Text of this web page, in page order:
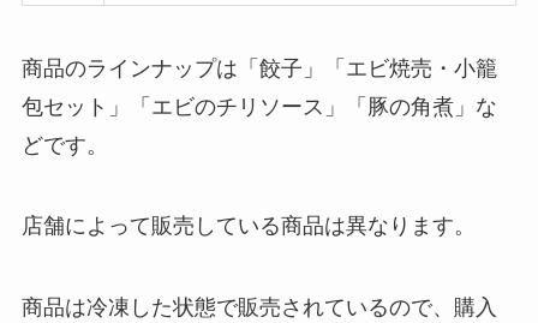
商品のラインナップは「餃子」「エビ焼売・小籠
包セット」「エビのチリソース」「豚の角煮」な
どです。
店舗によって販売している商品は異なります。
商品は冷凍した状態で販売されているので、購入